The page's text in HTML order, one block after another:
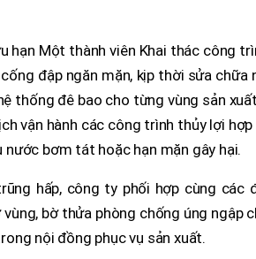
hạn Một thành viên Khai thác công
đập ngăn mặn, kịp thời sửa chữa
thống đê bao cho từng vùng sản
vận hành các công trình thủy lợi
nước bơm tát hoặc hạn mặn gây hại.
hấp, công ty phối hợp cùng các
bờ thửa phòng chống úng ngập
nội đồng phục vụ sản xuất.